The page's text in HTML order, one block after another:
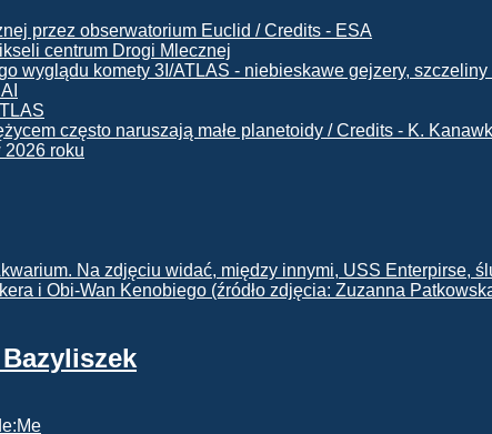
centrum Drogi Mlecznej
2026 roku